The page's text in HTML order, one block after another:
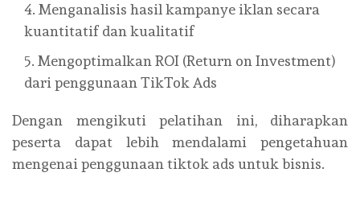
Menganalisis hasil kampanye iklan secara
kuantitatif dan kualitatif
Mengoptimalkan ROI (Return on Investment)
dari penggunaan TikTok Ads
Dengan mengikuti pelatihan ini, diharapkan
peserta dapat lebih mendalami pengetahuan
mengenai penggunaan tiktok ads untuk bisnis.